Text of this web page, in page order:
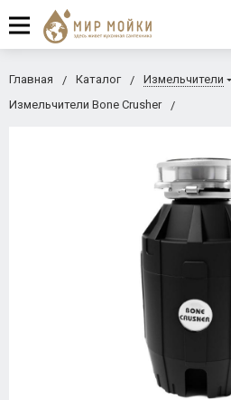
Главная Каталог
Измельчители
Измельчители Bone Crusher